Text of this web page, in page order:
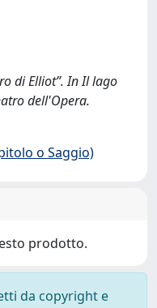
di Elliot”. In Il lago
dell'Opera.
o Saggio)
prodotto.
da copyright e